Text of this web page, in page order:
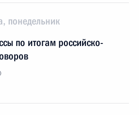
понедельник
по итогам российско-